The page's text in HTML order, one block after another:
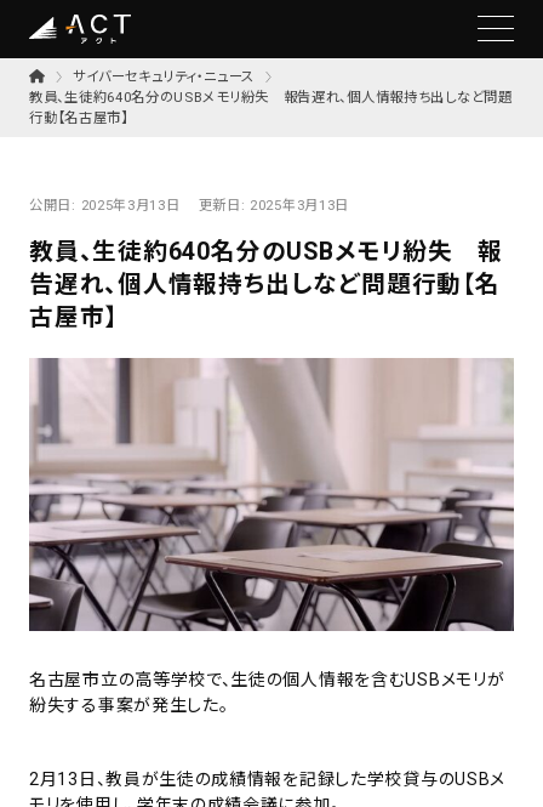
サイバーセキュリティ・ニュース
教員、生徒約640名分のUSBメモリ紛失 報告遅れ、個人情報持ち出しなど問題
行動【名古屋市】
公開日: 2025年3月13日 更新日: 2025年3月13日
教員、生徒約640名分のUSBメモリ紛失 報
告遅れ、個人情報持ち出しなど問題行動【名
古屋市】
名古屋市立の高等学校で、生徒の個人情報を含むUSBメモリが
紛失する事案が発生した。
2月13日、教員が生徒の成績情報を記録した学校貸与のUSBメ